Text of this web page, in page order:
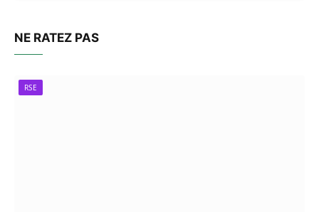
NE RATEZ PAS
RSE